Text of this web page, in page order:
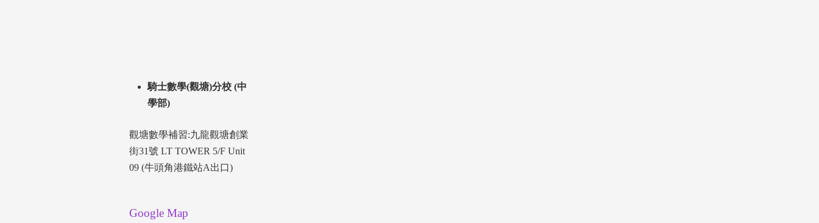
騎士數學(觀塘)分校 (中
學部)
觀塘數學補習:九龍觀塘創業
街31號 LT TOWER 5/F Unit
09 (牛頭角港鐵站A出口)
Google Map